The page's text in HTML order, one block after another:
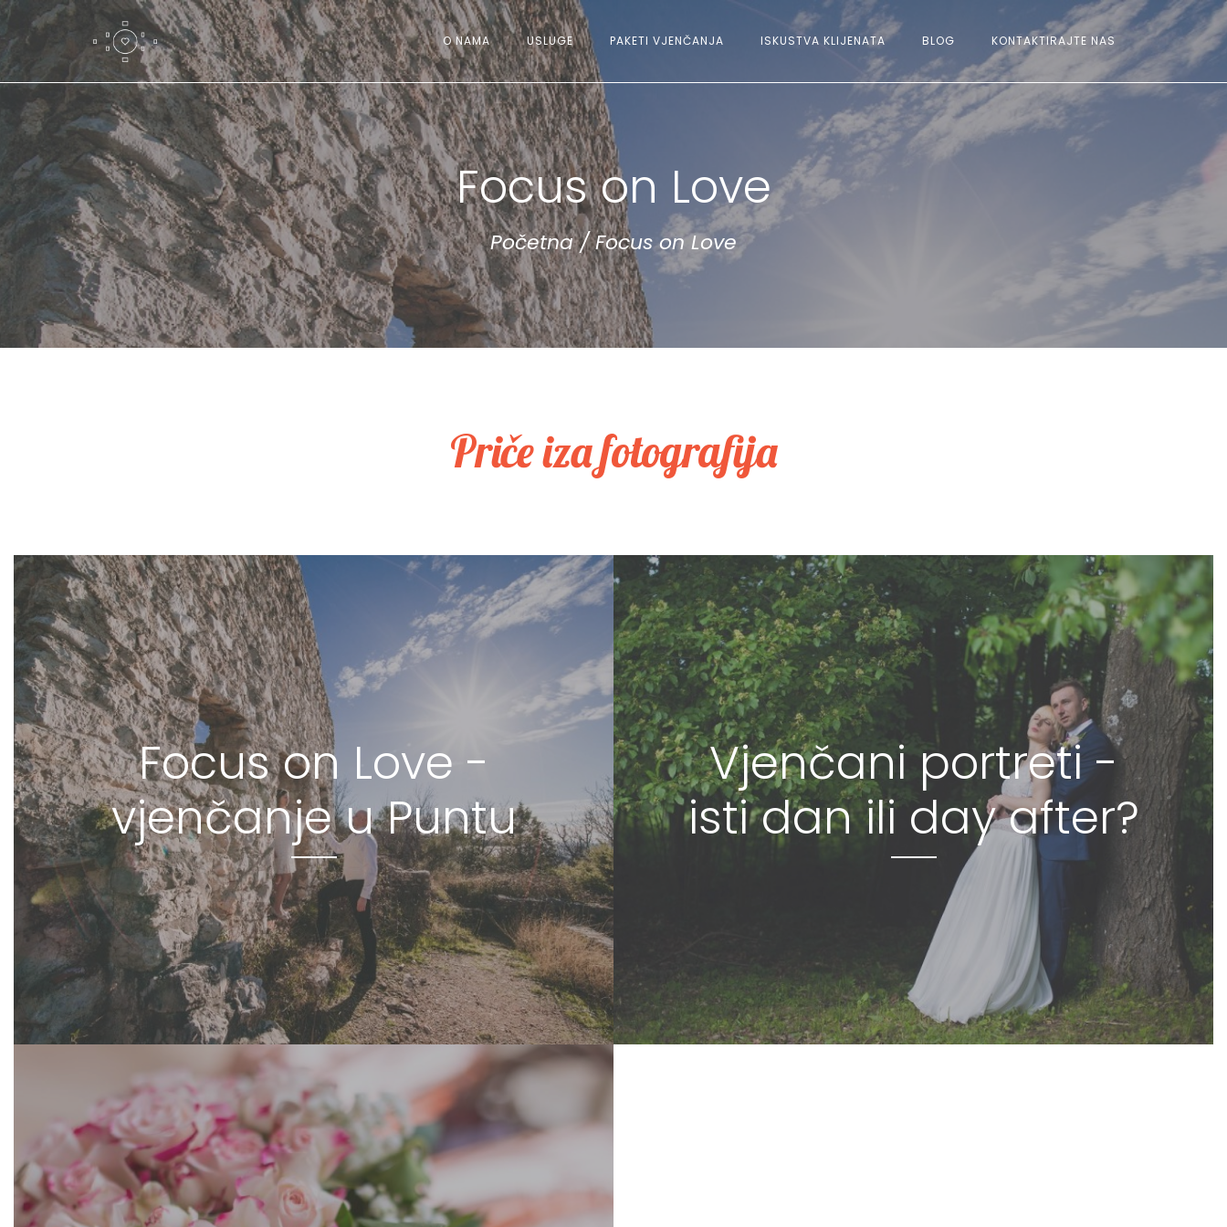
O NAMA USLUGE PAKETI VJENČANJA ISKUSTVA KLIJENATA BLOG KONTAKTIRAJTE NAS
Focus on Love
Početna/Focus on Love
Priče iza fotografija
Focus on Love -
vjenčanje u Puntu
FOCUS ON LOVE / VJENČANI FOTOGRAF VJENČANJE OTOK KRK/VJENČANJE PUNAT
Vjenčani portreti -
isti dan ili day after?
FOCUS ON LOVE/FOTOGRAFIRANJE VJENČANJA/VJENČANI PORTRETI